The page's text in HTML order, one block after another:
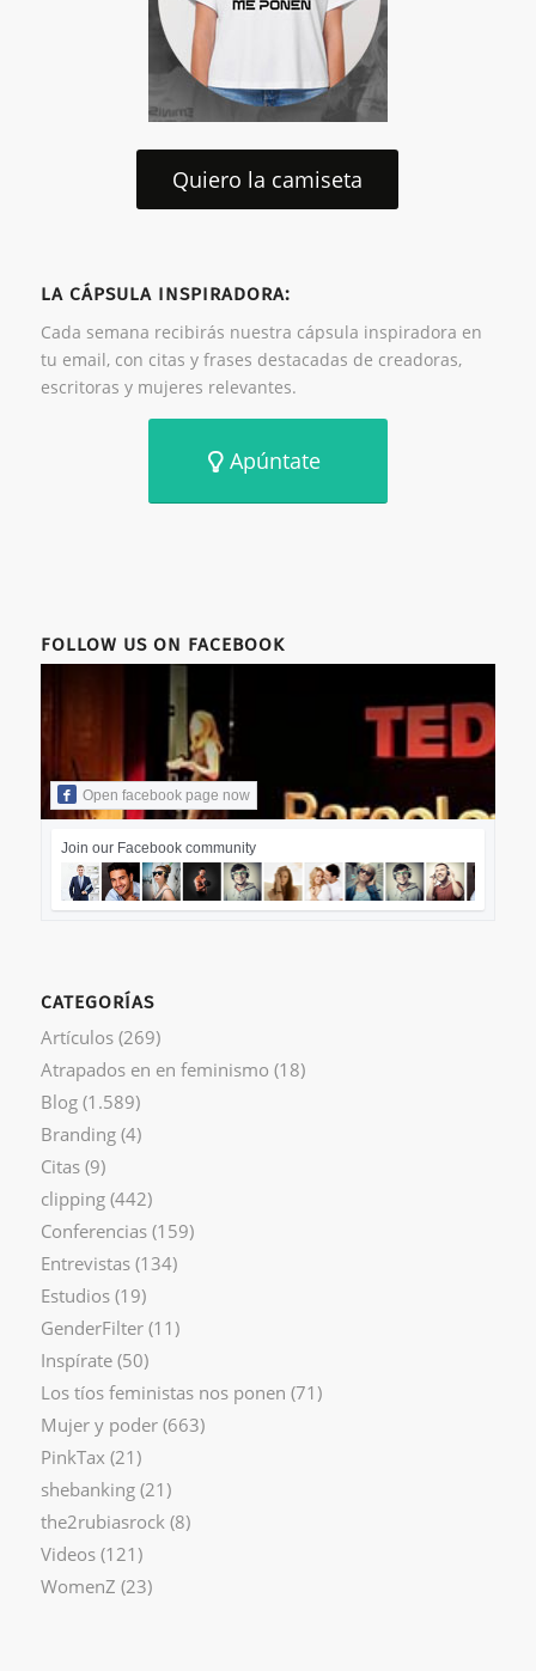
Quiero la camiseta
LA CÁPSULA INSPIRADORA:
Cada semana recibirás nuestra cápsula inspiradora en
tu email, con citas y frases destacadas de creadoras,
escritoras y mujeres relevantes.
Apúntate
FOLLOW US ON FACEBOOK
Open facebook page now
Join our Facebook community
CATEGORÍAS
Artículos(269)
Atrapados en en feminismo (18)
Blog(1.589)
Branding(4)
Citas(9)
clipping(442)
Conferencias(159)
Entrevistas(134)
Estudios(19)
GenderFilter(11)
Inspírate(50)
Los tíos feministas nos ponen (71)
Mujer y poder(663)
PinkTax (21)
shebanking(21)
the2rubiasrock (8)
Videos(121)
WomenZ (23)